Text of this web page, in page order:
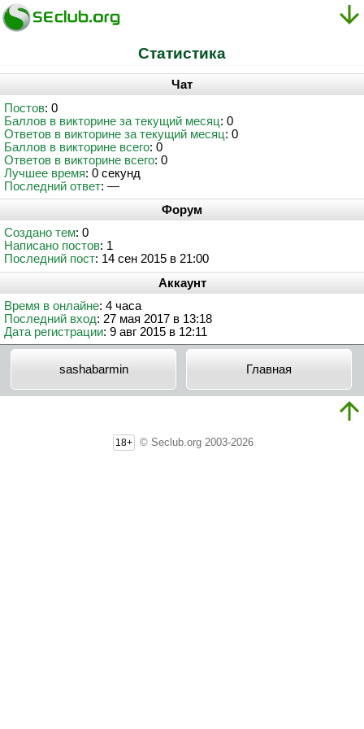
Статистика
Чат
Постов: 0
Баллов в викторине за текущий месяц: 0
Ответов в викторине за текущий месяц: 0
Баллов в викторине всего: 0
Ответов в викторине всего: 0
Лучшее время: 0 секунд
Последний ответ: —
Форум
Создано тем: 0
Написано постов: 1
Последний пост: 14 сен 2015 в 21:00
Аккаунт
Время в онлайне: 4 часа
Последний вход: 27 мая 2017 в 13:18
Дата регистрации: 9 авг 2015 в 12:11
sashabarmin Главная
18+ © Seclub.org 2003-2026